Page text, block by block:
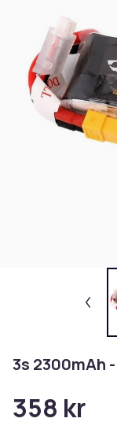
3s 2300mAh
358 kr